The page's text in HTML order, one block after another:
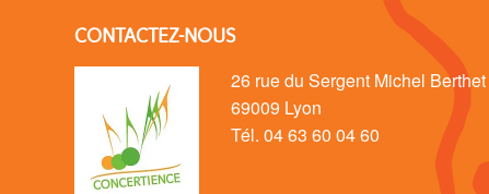
CONTACTEZ-NOUS
26 rue du Sergent Michel Berthet
69009 Lyon
Tél. 04 63 60 04 60